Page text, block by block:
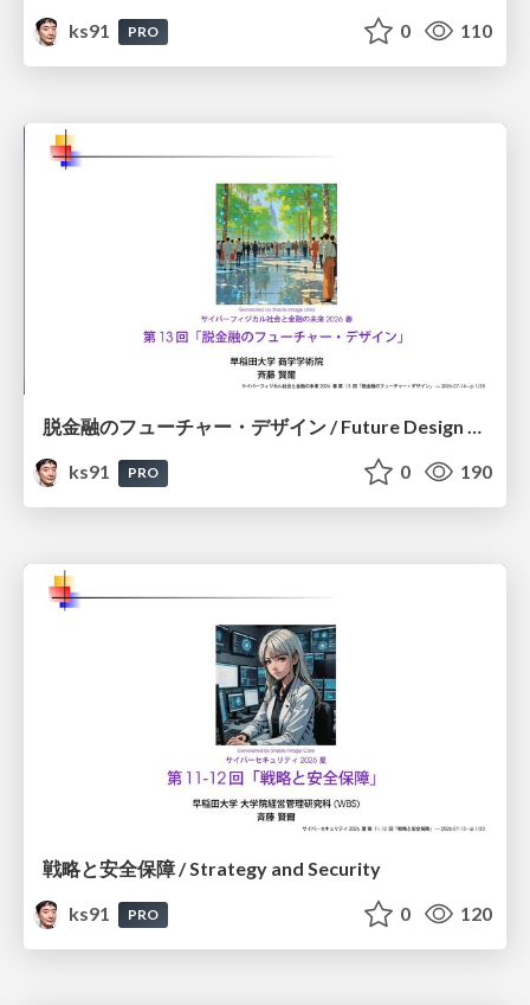
ks91
PRO 0 110
脱金融のフューチャー・デザイン / Future Design Beyond Finance
ks91
PRO 0 190
戦略と安全保障 / Strategy and Security
ks91
PRO 0 120